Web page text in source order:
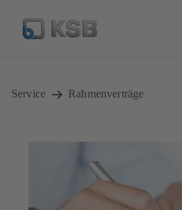
Service Rahmenverträge